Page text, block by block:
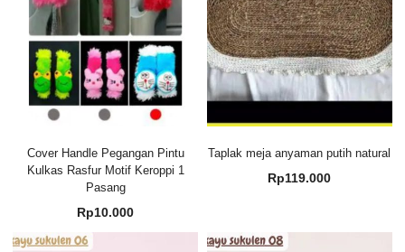
Cover Handle Pegangan Pintu
Kulkas Rasfur Motif Keroppi 1
Pasang
Rp10.000
Taplak meja anyaman putih natural
Rp119.000